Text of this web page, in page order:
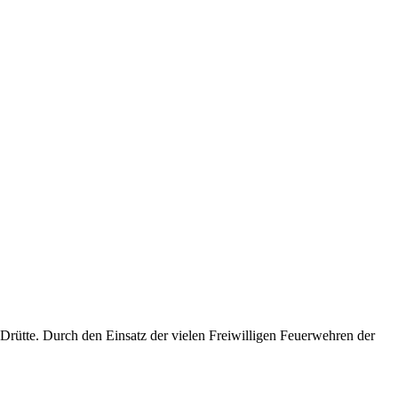
Durch den Einsatz der vielen Freiwilligen Feuerwehren der